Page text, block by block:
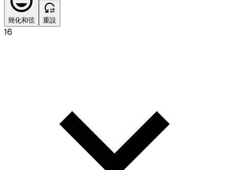
簡化和弦 重設
16